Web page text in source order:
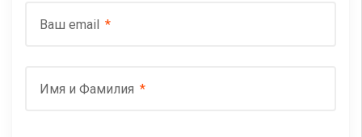
Ваш email
Имя и Фамилия